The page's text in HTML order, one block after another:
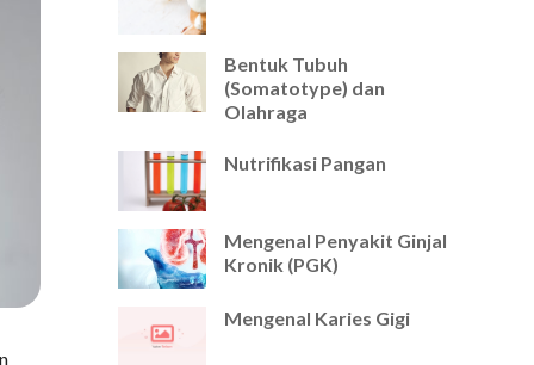
Bentuk Tubuh
(Somatotype) dan
Olahraga
Nutrifikasi Pangan
Mengenal Penyakit Ginjal
Kronik (PGK)
Mengenal Karies Gigi